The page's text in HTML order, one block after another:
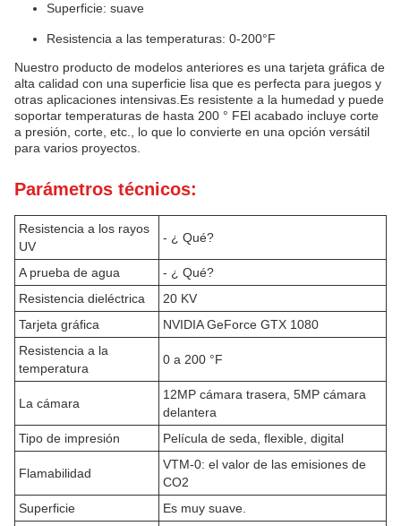
Superficie: suave
Resistencia a las temperaturas: 0-200°F
Nuestro producto de modelos anteriores es una tarjeta gráfica de
alta calidad con una superficie lisa que es perfecta para juegos y
otras aplicaciones intensivas.Es resistente a la humedad y puede
soportar temperaturas de hasta 200 ° FEl acabado incluye corte
a presión, corte, etc., lo que lo convierte en una opción versátil
para varios proyectos.
Parámetros técnicos:
Resistencia a los rayos
UV
- ¿ Qué?
A prueba de agua
- ¿ Qué?
Resistencia dieléctrica
20 KV
Tarjeta gráfica
NVIDIA GeForce GTX 1080
Resistencia a la
temperatura
0 a 200 °F
La cámara
12MP cámara trasera, 5MP cámara
delantera
Tipo de impresión
Película de seda, flexible, digital
Flamabilidad
VTM-0: el valor de las emisiones de
CO2
Superficie
Es muy suave.